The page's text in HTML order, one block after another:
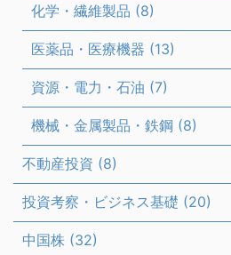
化学・繊維製品 (8)
医薬品・医療機器 (13)
資源・電力・石油 (7)
機械・金属製品・鉄鋼 (8)
不動産投資 (8)
投資考察・ビジネス基礎 (20)
中国株 (32)